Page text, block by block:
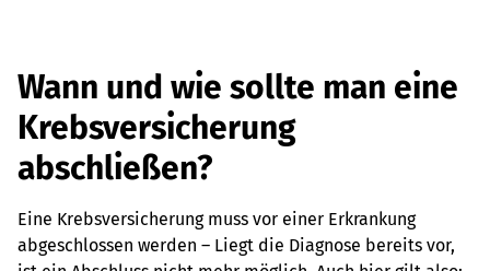
Wann und wie sollte man eine
Krebsversicherung
abschließen?
Eine Krebsversicherung muss vor einer Erkrankung
abgeschlossen werden – Liegt die Diagnose bereits vor,